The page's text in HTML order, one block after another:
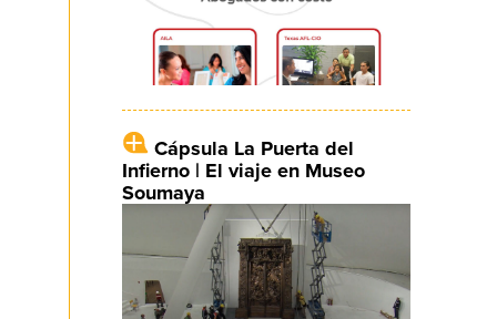
Cápsula La Puerta del
Infierno | El viaje en Museo
Soumaya